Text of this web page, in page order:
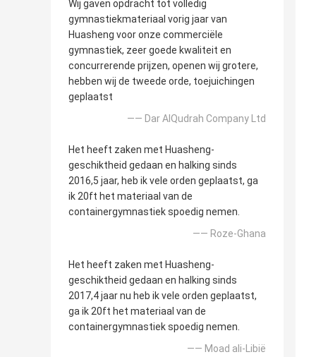
Wij gaven opdracht tot volledig
gymnastiekmateriaal vorig jaar van
Huasheng voor onze commerciële
gymnastiek, zeer goede kwaliteit en
concurrerende prijzen, openen wij grotere,
hebben wij de tweede orde, toejuichingen
geplaatst
—— Dar AlQudrah Company Ltd
Het heeft zaken met Huasheng-
geschiktheid gedaan en halking sinds
2016,5 jaar, heb ik vele orden geplaatst, ga
ik 20ft het materiaal van de
containergymnastiek spoedig nemen.
—— Roze-Ghana
Het heeft zaken met Huasheng-
geschiktheid gedaan en halking sinds
2017,4 jaar nu heb ik vele orden geplaatst,
ga ik 20ft het materiaal van de
containergymnastiek spoedig nemen.
—— Moad ali-Libië